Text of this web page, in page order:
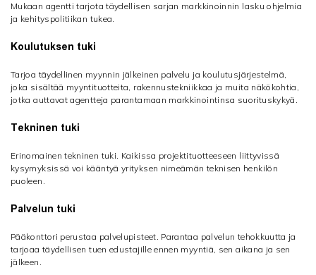
Mukaan agentti tarjota täydellisen sarjan markkinoinnin lasku ohjelmia
ja kehityspolitiikan tukea.
Koulutuksen tuki
Tarjoa täydellinen myynnin jälkeinen palvelu ja koulutusjärjestelmä,
joka sisältää myyntituotteita, rakennustekniikkaa ja muita näkökohtia,
jotka auttavat agentteja parantamaan markkinointinsa suorituskykyä.
Tekninen tuki
Erinomainen tekninen tuki. Kaikissa projektituotteeseen liittyvissä
kysymyksissä voi kääntyä yrityksen nimeämän teknisen henkilön
puoleen.
Palvelun tuki
Pääkonttori perustaa palvelupisteet. Parantaa palvelun tehokkuutta ja
tarjoaa täydellisen tuen edustajille ennen myyntiä, sen aikana ja sen
jälkeen.